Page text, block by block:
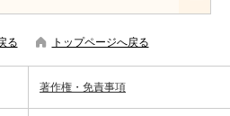
る トップページへ戻る
著作権・免責事項